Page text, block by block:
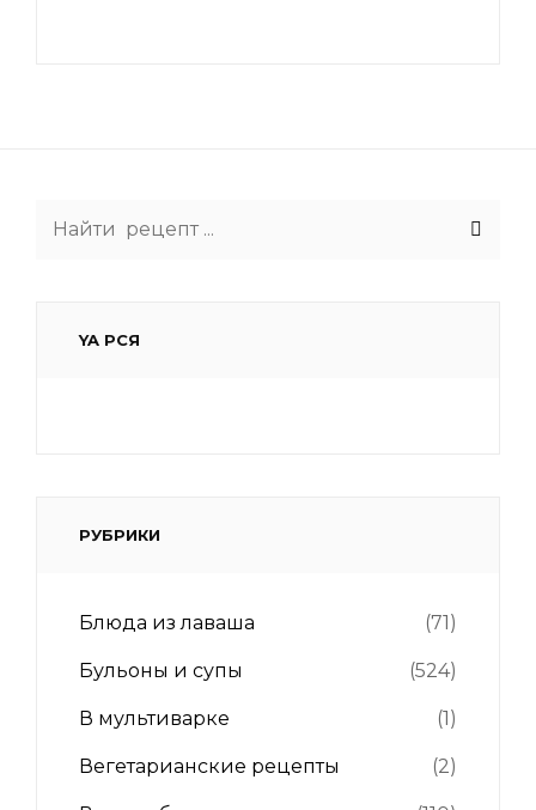
YA РСЯ
РУБРИКИ
Блюда из лаваша (71)
Бульоны и супы (524)
В мультиварке (1)
Вегетарианские рецепты (2)